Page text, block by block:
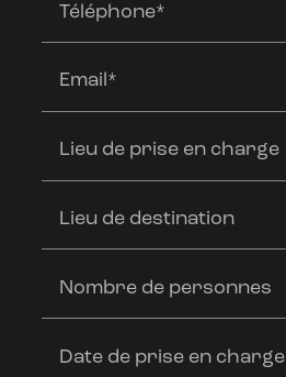
Téléphone*
Email*
Lieu de prise en charge
Lieu de destination
Nombre de personnes
Date de prise en charge